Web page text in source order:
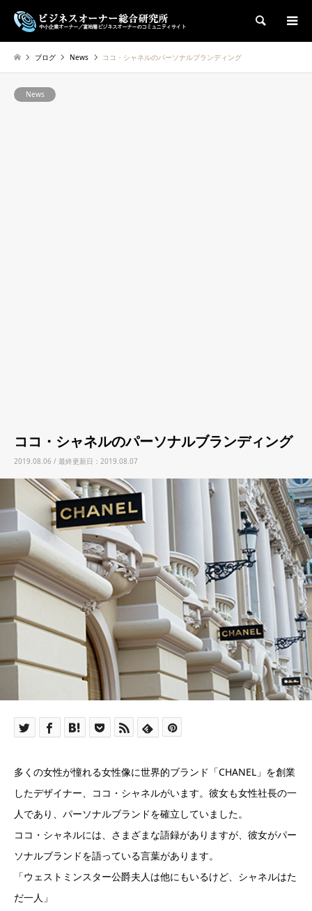
検索
ブログ News ココ・シャネルのパーソナルブランディング
News
ココ・シャネルのパーソナルブランディング
2019.08.06 / 最終更新日：2019.08.07
多くの女性が憧れる女性像に世界的ブランド「CHANEL」を創業
したデザイナー、ココ・シャネルがいます。彼女も女性社長の一
人であり、パーソナルブランドを確立していました。
ココ・シャネルには、さまざまな語録がありますが、彼女がパー
ソナルブランドを語っている言葉があります。
「ウェストミンスター公爵夫人は他にもいるけど、シャネルはた
だ一人」